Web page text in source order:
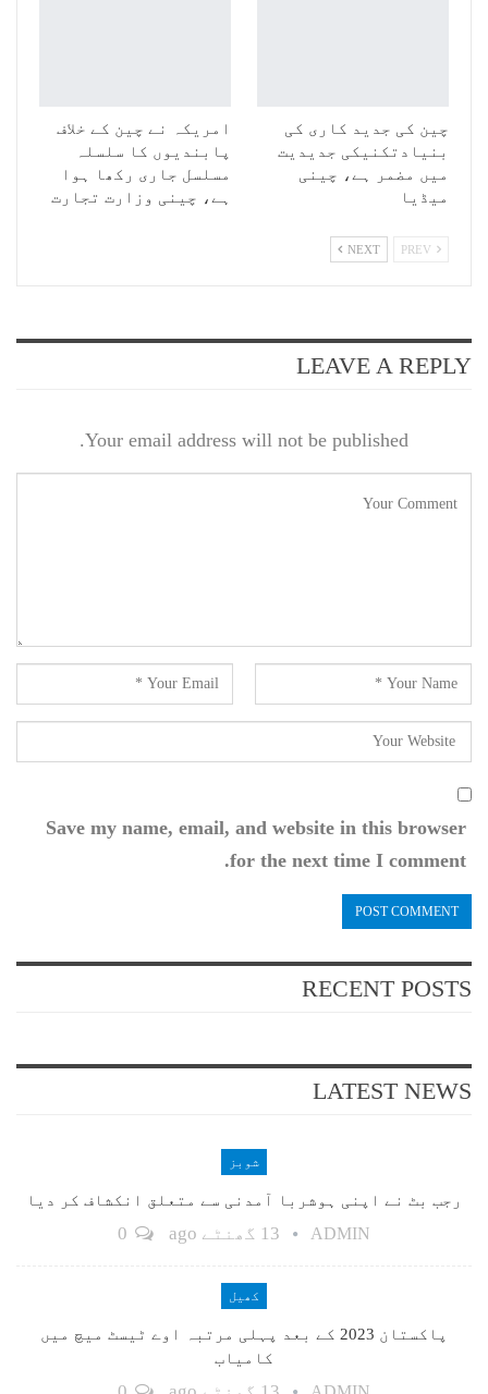
چین کی جدید کاری کی
بنیادتکنیکی جدیدیت
میں مضمر ہے، چینی
میڈیا
امریکہ نے چین کے خلاف
پابندیوں کا سلسلہ
مسلسل جاری رکھا ہوا
ہے، چینی وزارت تجارت
NEXT
LEAVE A REPLY
Your email address will not be published.
Save my name, email, and website in this browser
for the next time I comment.
RECENT POSTS
LATEST NEWS
شوبز
رجب بٹ نے اپنی ہوشربا آمدنی سے متعلق انکشاف کر دیا
ADMIN 13 گھنٹے ago
کھیل
پاکستان 2023 کے بعد پہلی مرتبہ اوے ٹیسٹ میچ میں
کامیاب